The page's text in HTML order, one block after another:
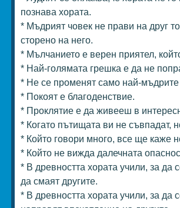
познава хората.
* Мъдрият човек не прави на друг
сторено на него.
* Мълчанието е верен приятел,
* Най-голямата грешка е да не
* Не се променят само най-мъдрите
* Покоят е благоденствие.
* Проклятие е да живееш в
* Когато пътищата ви не съвпадат,
* Който говори много, все ще каже
* Който не вижда далечната
* В древността хората учили, за да
да смаят другите.
* В древността хората учили, за да